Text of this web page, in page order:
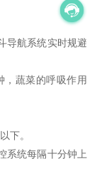
导航系统实时规避
，蔬菜的呼吸作用
下。
系统每隔十分钟上